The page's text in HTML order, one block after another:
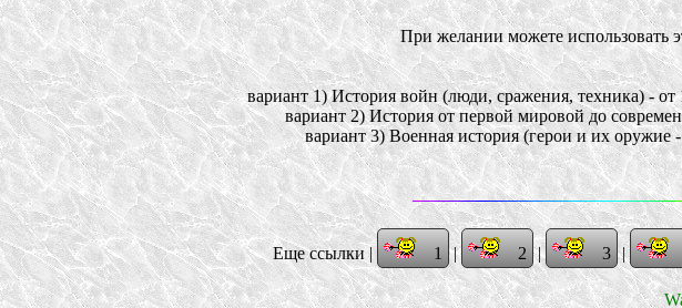
При желании можете использовать
вариант 1) История войн (люди, сражения, техника) -
вариант 2) История от первой мировой до
вариант 3) Военная история (герои и их оружие
Еще ссылки | 1 | 2 | 3 |